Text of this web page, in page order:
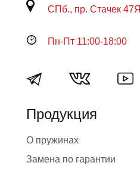
СПб., пр. Стачек 47Я
Пн-Пт 11:00-18:00
Продукция
О пружинах
Замена по гарантии